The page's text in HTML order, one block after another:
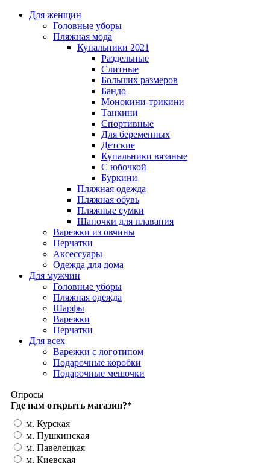
Для женщин
Головные уборы
Пляжная мода
Купальники 2021
Раздельные
Слитные
Больших размеров
Бандо
Монокини-трикини
Танкини
Спортивные
Для беременных
Детские
Купальники вязаные
С юбочкой
Буркини
Пляжная одежда
Пляжная обувь
Пляжные сумки
Шапочки для плавания
Варежки из овчины
Перчатки
Аксессуары
Одежда для дома
Для мужчин
Головные уборы
Пляжная одежда
Шарфы
Варежки
Перчатки
Для всех
Варежки с логотипом
Подарочные коробки
Подарочные мешочки
Опросы
Где нам открыть магазин?*
м. Курская
м. Пушкинская
м. Павелецкая
м. Киевская